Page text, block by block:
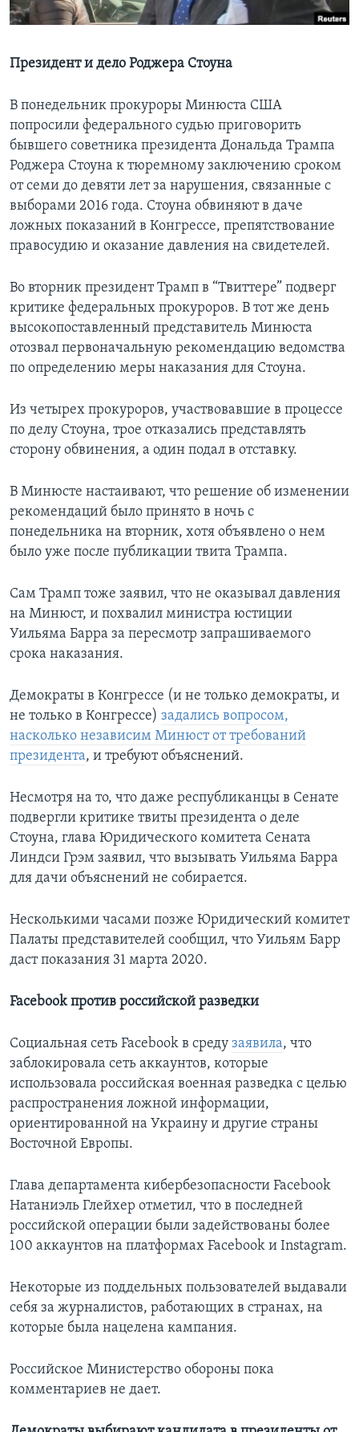
Learning English
СОЦИАЛЬНЫЕ СЕТИ
Языки
Президент и дело Роджера Стоуна
В понедельник прокуроры Минюста США
попросили федерального судью приговорить
бывшего советника президента Дональда Трампа
Роджера Стоуна к тюремному заключению сроком
от семи до девяти лет за нарушения, связанные с
выборами 2016 года. Стоуна обвиняют в даче
ложных показаний в Конгрессе, препятствование
правосудию и оказание давления на свидетелей.
Во вторник президент Трамп в “Твиттере” подверг
критике федеральных прокуроров. В тот же день
высокопоставленный представитель Минюста
отозвал первоначальную рекомендацию ведомства
по определению меры наказания для Стоуна.
Из четырех прокуроров, участвовавшие в процессе
по делу Стоуна, трое отказались представлять
сторону обвинения, а один подал в отставку.
В Минюсте настаивают, что решение об изменении
рекомендаций было принято в ночь с
понедельника на вторник, хотя объявлено о нем
было уже после публикации твита Трампа.
Сам Трамп тоже заявил, что не оказывал давления
на Минюст, и похвалил министра юстиции
Уильяма Барра за пересмотр запрашиваемого
срока наказания.
Демократы в Конгрессе (и не только демократы, и
не только в Конгрессе) задались вопросом,
насколько независим Минюст от требований
президента, и требуют объяснений.
Несмотря на то, что даже республиканцы в Сенате
подвергли критике твиты президента о деле
Стоуна, глава Юридического комитета Сената
Линдси Грэм заявил, что вызывать Уильяма Барра
для дачи объяснений не собирается.
Несколькими часами позже Юридический комитет
Палаты представителей сообщил, что Уильям Барр
даст показания 31 марта 2020.
Facebook против российской разведки
Социальная сеть Facebook в среду заявила, что
заблокировала сеть аккаунтов, которые
использовала российская военная разведка с целью
распространения ложной информации,
ориентированной на Украину и другие страны
Восточной Европы.
Глава департамента кибербезопасности Facebook
Натаниэль Глейхер отметил, что в последней
российской операции были задействованы более
100 аккаунтов на платформах Facebook и Instagram.
Некоторые из поддельных пользователей выдавали
себя за журналистов, работающих в странах, на
которые была нацелена кампания.
Российское Министерство обороны пока
комментариев не дает.